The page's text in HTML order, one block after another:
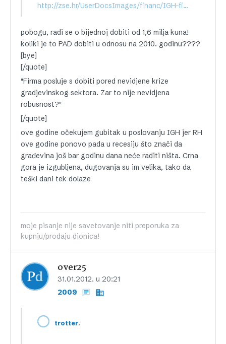
http://zse.hr/UserDocsImages/financ/IGH-fin2011-4Q-NotREV-K-HR.pdf
pobogu, radi se o bijednoj dobiti od 1,6 milja kuna!
koliki je to PAD dobiti u odnosu na 2010. godinu????
[bye]
[/quote]
"Firma posluje s dobiti pored nevidjene krize
gradjevinskog sektora. Zar to nije nevidjena
robusnost?"
[/quote]
ove godine očekujem gubitak u poslovanju IGH jer RH
ove godine ponovo pada u recesiju što znači da
građevina još bar godinu dana neće raditi ništa. Crna
gora je izgubljena, dugovanja su im velika, tako da
teški dani tek dolaze
moje pisanje nije savetovanje niti preporuka za
kupnju/prodaju dionica!
over25
31.01.2012. u 20:21
2009
trotter,